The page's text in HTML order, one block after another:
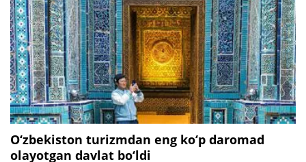
O‘zbekiston turizmdan eng ko‘p daromad
olayotgan davlat bo‘ldi